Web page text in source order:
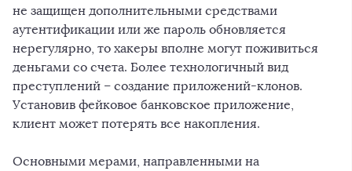
не защищен дополнительными средствами
аутентификации или же пароль обновляется
нерегулярно, то хакеры вполне могут поживиться
деньгами со счета. Более технологичный вид
преступлений – создание приложений-клонов.
Установив фейковое банковское приложение,
клиент может потерять все накопления.
Основными мерами, направленными на